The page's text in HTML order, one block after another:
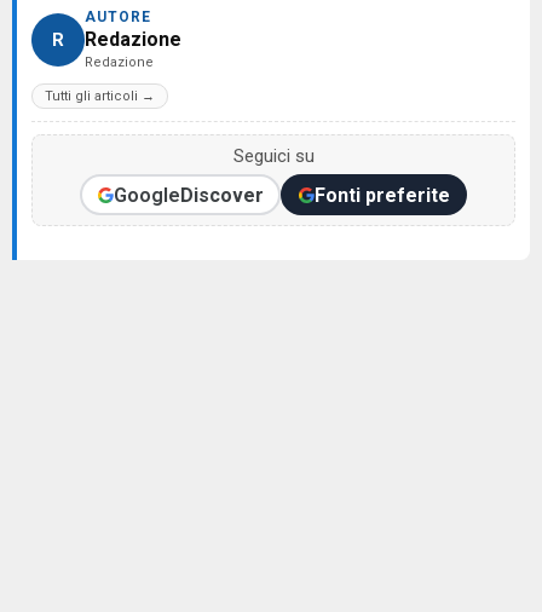
R
AUTORE
Redazione
Redazione
Tutti gli articoli →
Seguici su
GoogleDiscover Fonti preferite